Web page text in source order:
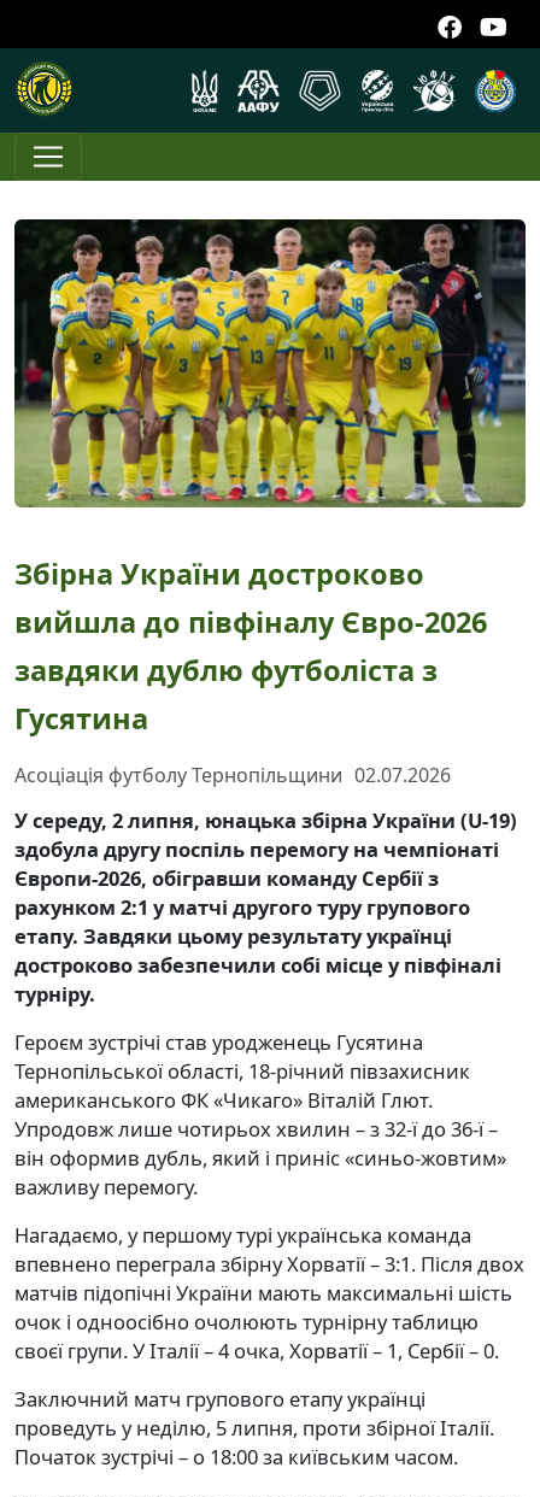
Збірна України достроково
вийшла до півфіналу Євро-2026
завдяки дублю футболіста з
Гусятина
Асоціація футболу Тернопільщини 02.07.2026
У середу, 2 липня, юнацька збірна України (U-19)
здобула другу поспіль перемогу на чемпіонаті
Європи-2026, обігравши команду Сербії з
рахунком 2:1 у матчі другого туру групового
етапу. Завдяки цьому результату українці
достроково забезпечили собі місце у півфіналі
турніру.
Героєм зустрічі став уродженець Гусятина
Тернопільської області, 18-річний півзахисник
американського ФК «Чикаго» Віталій Глют.
Упродовж лише чотирьох хвилин – з 32-ї до 36-ї –
він оформив дубль, який і приніс «синьо-жовтим»
важливу перемогу.
Нагадаємо, у першому турі українська команда
впевнено переграла збірну Хорватії – 3:1. Після двох
матчів підопічні України мають максимальні шість
очок і одноосібно очолюють турнірну таблицю
своєї групи. У Італії – 4 очка, Хорватії – 1, Сербії – 0.
Заключний матч групового етапу українці
проведуть у неділю, 5 липня, проти збірної Італії.
Початок зустрічі – о 18:00 за київським часом.